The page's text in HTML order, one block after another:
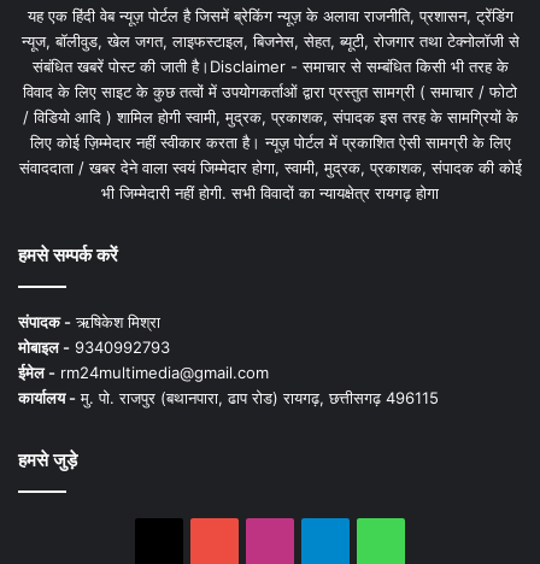
यह एक हिंदी वेब न्यूज़ पोर्टल है जिसमें ब्रेकिंग न्यूज़ के अलावा राजनीति, प्रशासन, ट्रेंडिंग
न्यूज, बॉलीवुड, खेल जगत, लाइफस्टाइल, बिजनेस, सेहत, ब्यूटी, रोजगार तथा टेक्नोलॉजी से
संबंधित खबरें पोस्ट की जाती है।Disclaimer - समाचार से सम्बंधित किसी भी तरह के
विवाद के लिए साइट के कुछ तत्वों में उपयोगकर्ताओं द्वारा प्रस्तुत सामग्री ( समाचार / फोटो
/ विडियो आदि ) शामिल होगी स्वामी, मुद्रक, प्रकाशक, संपादक इस तरह के सामग्रियों के
लिए कोई ज़िम्मेदार नहीं स्वीकार करता है। न्यूज़ पोर्टल में प्रकाशित ऐसी सामग्री के लिए
संवाददाता / खबर देने वाला स्वयं जिम्मेदार होगा, स्वामी, मुद्रक, प्रकाशक, संपादक की कोई
भी जिम्मेदारी नहीं होगी. सभी विवादों का न्यायक्षेत्र रायगढ़ होगा
हमसे सम्पर्क करें
संपादक -ऋषिकेश मिश्रा
मोबाइल - 9340992793
ईमेल - rm24multimedia@gmail.com
कार्यालय -मु. पो. राजपुर (बथानपारा, ढाप रोड) रायगढ़, छत्तीसगढ़ 496115
हमसे जुड़े